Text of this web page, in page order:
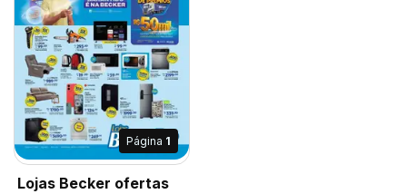
Página 1
Lojas Becker ofertas